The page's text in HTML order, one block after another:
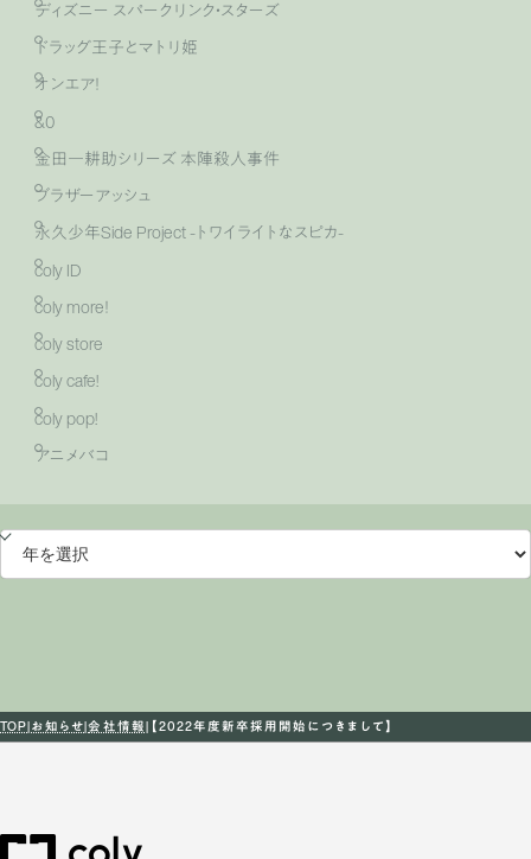
TOP お知らせ会社情報 【2022年度新卒採用開始につきまして】
ディズニー スパークリンク・スターズ
ドラッグ王子とマトリ姫
オンエア！
&0
金田一耕助シリーズ 本陣殺人事件
ブラザーアッシュ
永久少年Side Project -トワイライトなスピカ-
coly ID
coly more！
coly store
coly cafe!
coly pop!
アニメバコ